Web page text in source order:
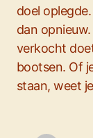
doel
dan
verkocht
bootsen. Of
staan, weet